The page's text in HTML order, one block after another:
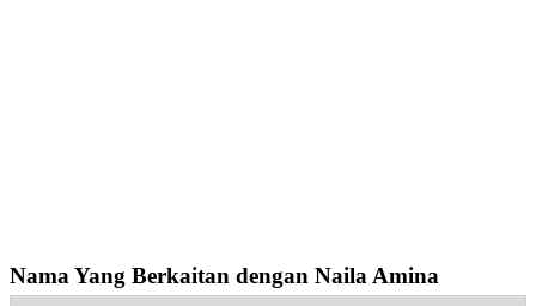
Nama Yang Berkaitan dengan Naila Amina